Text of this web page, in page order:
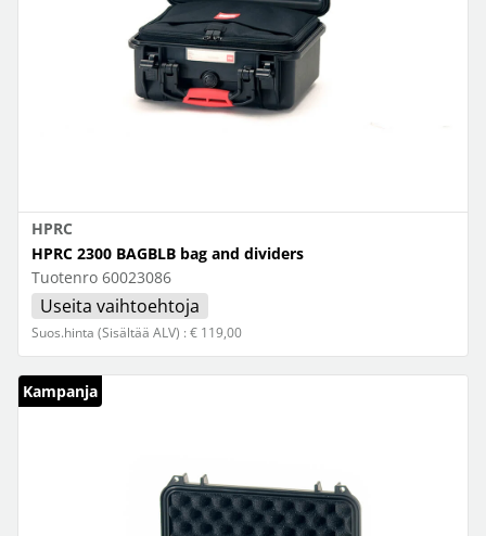
HPRC
HPRC 2300 BAGBLB bag and dividers
Tuotenro 60023086
Useita vaihtoehtoja
Suos.hinta (Sisältää ALV) : € 119,00
Kampanja